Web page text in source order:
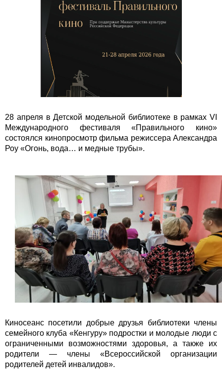
28 апреля в Детской модельной библиотеке в рамках VI
Международного фестиваля «Правильного кино»
состоялся кинопросмотр фильма режиссера Александра
Роу «Огонь, вода… и медные трубы».
Киносеанс посетили добрые друзья библиотеки члены
семейного клуба «Кенгуру» подростки и молодые люди с
ограниченными возможностями здоровья, а также их
родители — члены «Всероссийской организации
родителей детей инвалидов».